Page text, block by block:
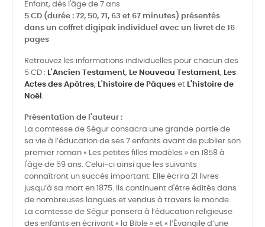
Enfant, dès l'âge de 7 ans
5 CD (durée : 72, 50, 71, 63 et 67 minutes) présentés
dans un coffret digipak individuel avec un livret de 16
pages
Retrouvez les informations individuelles pour chacun des
5 CD : L'Ancien Testament, Le Nouveau Testament, Les
Actes des Apôtres, L'histoire de Pâques et L'histoire de
Noël .
Présentation de l'auteur :
La comtesse de Ségur consacra une grande partie de
sa vie à l’éducation de ses 7 enfants avant de publier son
premier roman « Les petites filles modèles » en 1858 à
l'âge de 59 ans. Celui-ci ainsi que les suivants
connaîtront un succès important. Elle écrira 21 livres
jusqu’à sa mort en 1875. Ils continuent d'être édités dans
de nombreuses langues et vendus à travers le monde.
La comtesse de Ségur pensera à l’éducation religieuse
des enfants en écrivant « la Bible » et « l’Évangile d’une